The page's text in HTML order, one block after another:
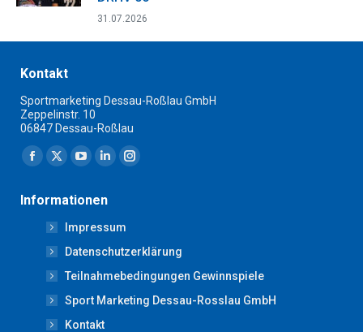
31.07.2026
Kontakt
Sportmarketing Dessau-Roßlau GmbH
Zeppelinstr. 10
06847 Dessau-Roßlau
Finden Sie uns auf:
Facebook
opens
new
window
X
opens
in
new
window
YouTube
opens
in
new
window
Linkedin
opens
in
new
window
Instagram
new
window
Informationen
Impressum
Datenschutzerklärung
Teilnahmebedingungen Gewinnspiele
Sport Marketing Dessau-Rosslau GmbH
Kontakt